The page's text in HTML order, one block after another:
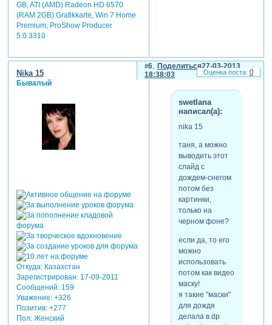
GB, ATI (AMD) Radeon HD 6570
(RAM 2GB) Grafikkarte, Win 7 Home
Premium, ProShow Producer
5.0.3310
Поделиться
6
27-03-2013
18:38:03
Nika 15
Бывалый
Откуда:Казахстан
Зарегистрирован: 17-09-2011
Сообщений:159
Уважение: +326
Позитив: +277
Пол:Женский
swetlana
написал(а):
nika 15
таня, а можно
выводить этот
слайд с
дождем-снегом
потом без
картинки,
только на
черном фоне?
если да, то его
можно
использовать
потом как видео
маску!
я такие "маски"
для дождя
делала в dp
0